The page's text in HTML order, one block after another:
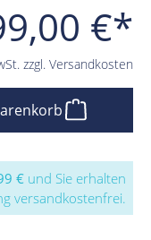
€*
zzgl. Versandkosten
€ und Sie erhalten
versandkostenfrei.